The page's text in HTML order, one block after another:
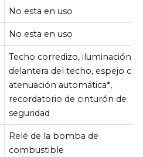
No esta en uso
No esta en uso
Techo corredizo, iluminación
delantera del techo, espejo con
atenuación automática*,
recordatorio de cinturón de
seguridad
Relé de la bomba de
combustible